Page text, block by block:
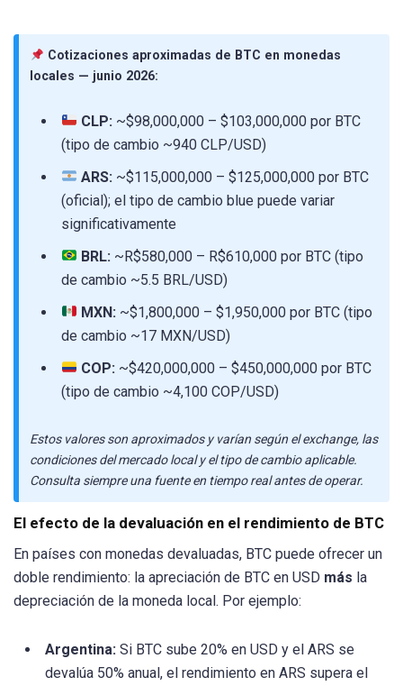
Cotizaciones aproximadas de BTC en monedas
locales — junio 2026:
CLP: ~$98,000,000 – $103,000,000 por BTC
(tipo de cambio ~940 CLP/USD)
ARS: ~$115,000,000 – $125,000,000 por BTC
(oficial); el tipo de cambio blue puede variar
significativamente
BRL: ~R$580,000 – R$610,000 por BTC (tipo
de cambio ~5.5 BRL/USD)
MXN: ~$1,800,000 – $1,950,000 por BTC (tipo
de cambio ~17 MXN/USD)
COP: ~$420,000,000 – $450,000,000 por BTC
(tipo de cambio ~4,100 COP/USD)
Estos valores son aproximados y varían según el exchange, las
condiciones del mercado local y el tipo de cambio aplicable.
Consulta siempre una fuente en tiempo real antes de operar.
El efecto de la devaluación en el rendimiento de BTC
En países con monedas devaluadas, BTC puede ofrecer un
doble rendimiento: la apreciación de BTC en USD más la
depreciación de la moneda local. Por ejemplo:
Argentina: Si BTC sube 20% en USD y el ARS se
devalúa 50% anual, el rendimiento en ARS supera el